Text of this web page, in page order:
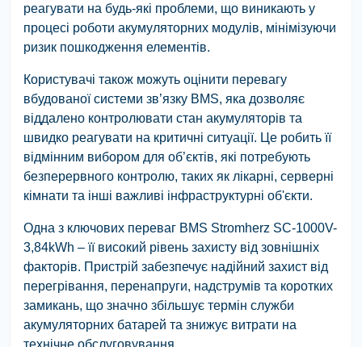
реагувати на будь-які проблеми, що виникають у
процесі роботи акумуляторних модулів, мінімізуючи
ризик пошкодження елементів.
Користувачі також можуть оцінити перевагу
вбудованої системи зв’язку BMS, яка дозволяє
віддалено контролювати стан акумуляторів та
швидко реагувати на критичні ситуації. Це робить її
відмінним вибором для об’єктів, які потребують
безперервного контролю, таких як лікарні, серверні
кімнати та інші важливі інфраструктурні об'єкти.
Одна з ключових переваг BMS Stromherz SC-1000V-
3,84kWh – її високий рівень захисту від зовнішніх
факторів. Пристрій забезпечує надійний захист від
перегрівання, перенапруги, надструмів та коротких
замикань, що значно збільшує термін служби
акумуляторних батарей та знижує витрати на
технічне обслуговування.